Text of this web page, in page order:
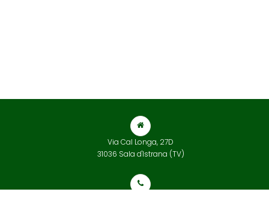
Via Cal Longa, 27D
31036 Sala d'Istrana (TV)